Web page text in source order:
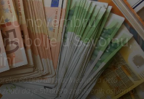
U novembru
u Sevojnu,
60.000 dinara. Medijalna neto
da je 50 odsto zaposlenih ostvarilo